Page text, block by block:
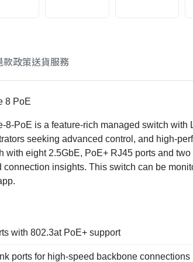
款政策送貨服務
8 PoE
8-PoE is a feature-rich managed switch
seeking advanced control, and high-
with eight 2.5GbE, PoE+ RJ45 ports and
connection insights. This switch can be
with 802.3at PoE+ support
ports for high-speed backbone connections